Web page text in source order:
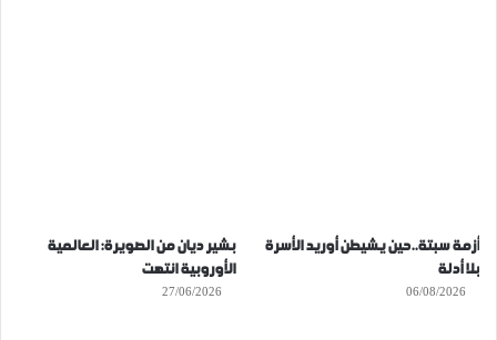
أزمة سبتة..حين يشيطن أوريد الأسرة
بلا أدلة
06/08/2026
بشير ديان من الصويرة: العالمية
الأوروبية انتهت
27/06/2026